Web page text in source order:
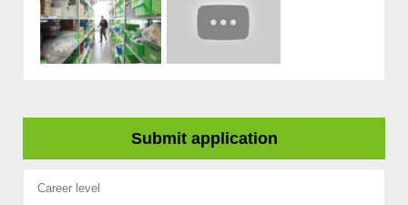
Submit application
Career level